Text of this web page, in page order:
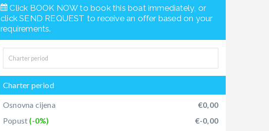
Click BOOK NOW to book this boat immediately, or
click SEND REQUEST to receive an offer based on your
requirements.
Charter period
Osnovna cijena
€0,00
Popust (-0%)
€-0,00